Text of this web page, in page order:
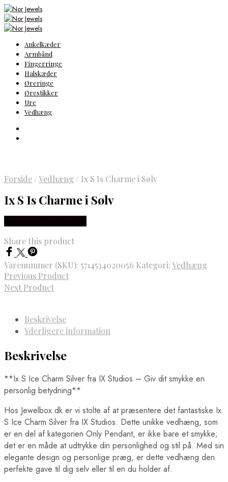
Ankelkæder
Armbånd
Fingerringe
Halskæder
Øreringe
Ørestikker
Ure
Vedhæng
Forside /Vedhæng / Ix S Is Charme i Sølv
Ix S Is Charme i Sølv
Share this product
Varenummer (SKU): 5714534020056 Kategori:Vedhæng
Previous Product
Next Product
Beskrivelse
Yderligere information
Beskrivelse
**Ix S Ice Charm Silver fra IX Studios – Giv dit smykke en
personlig betydning**
Hos Jewelbox.dk er vi stolte af at præsentere det fantastiske Ix
S Ice Charm Silver fra IX Studios. Dette unikke vedhæng, som
er en del af kategorien Only Pendant, er ikke bare et smykke;
det er en måde at udtrykke din personlighed og stil på. Med sin
elegante design og personlige præg, er dette vedhæng den
perfekte gave til dig selv eller til en du holder af.